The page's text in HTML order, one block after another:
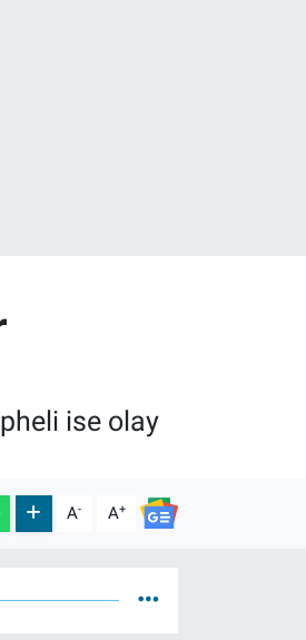
ise olay
A- A+